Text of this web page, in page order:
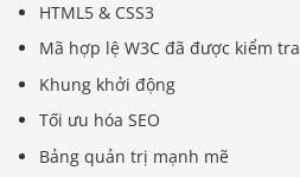
HTML5 & CSS3
Mã hợp lệ W3C đã được kiểm tra
Khung khởi động
Tối ưu hóa SEO
Bảng quản trị mạnh mẽ